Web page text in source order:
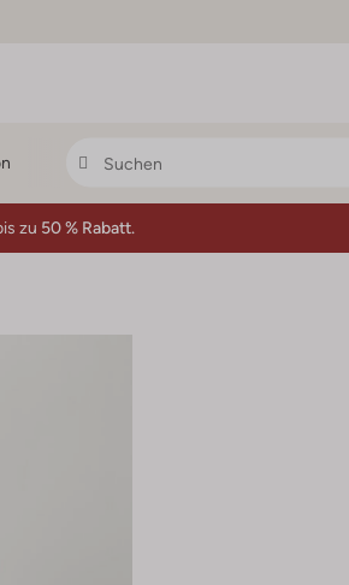
zu 50 % Rabatt.